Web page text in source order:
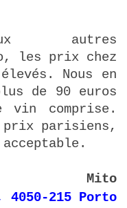
autres
les prix chez
Nous en
de 90 euros
vin comprise.
prix parisiens,
Mito
4050-215 Porto